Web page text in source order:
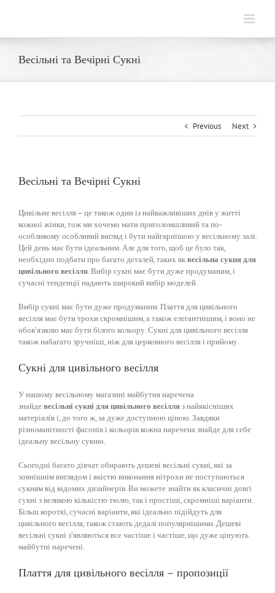
Весільні та Вечірні Сукні
Previous Next
Весільні та Вечірні Сукні
Цивільне весілля – це також один із найважливіших днів у житті
кожної жінки, тож ми хочемо мати приголомшливий та по-
особливому особливий вигляд і бути найгарнішою у весільному залі.
Цей день має бути ідеальним.Але для того, щоб це було так,
необхідно подбати про багато деталей, таких яквесільна сукня для
цивільного весілля. Вибір сукні має бути дуже продуманим, і
сучасні тенденції надають широкий вибір моделей.
Вибір сукні має бути дуже продуманим. Плаття для цивільного
весілля має бути трохи скромнішим, а також елегантнішим, і воно не
обов’язково має бути білого кольору. Сукні для цивільного весілля
також набагато зручніші, ніж для церковного весілля і прийому.
Сукні для цивільного весілля
У нашому весільному магазині майбутня наречена
знайдевесільні сукні для цивільного весілляз найякісніших
матеріалів і, до того ж, за дуже доступною ціною. Завдяки
різноманітності фасонів і кольорів кожна наречена знайде для себе
ідеальну весільну сукню.
Сьогодні багато дівчат обирають дешеві весільні сукні, які за
зовнішнім виглядом і якістю виконання нітрохи не поступаються
сукням від відомих дизайнерів. Ви можете знайти як класичні довгі
сукні з великою кількістю тюлю, так і простіші, скромніші варіанти.
Більш короткі, сучасні варіанти, які ідеально підійдуть для
цивільного весілля, також стають дедалі популярнішими. Дешеві
весільні сукні з’являються все частіше і частіше, що дуже цінують
майбутні наречені.
Плаття для цивільного весілля – пропозиції